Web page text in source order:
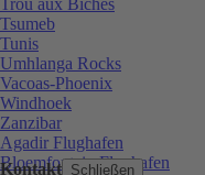
Kontakt Schließen
Tsumeb
Tunis
Umhlanga Rocks
Vacoas-Phoenix
Windhoek
Zanzibar
Agadir Flughafen
Bloemfontein Flughafen